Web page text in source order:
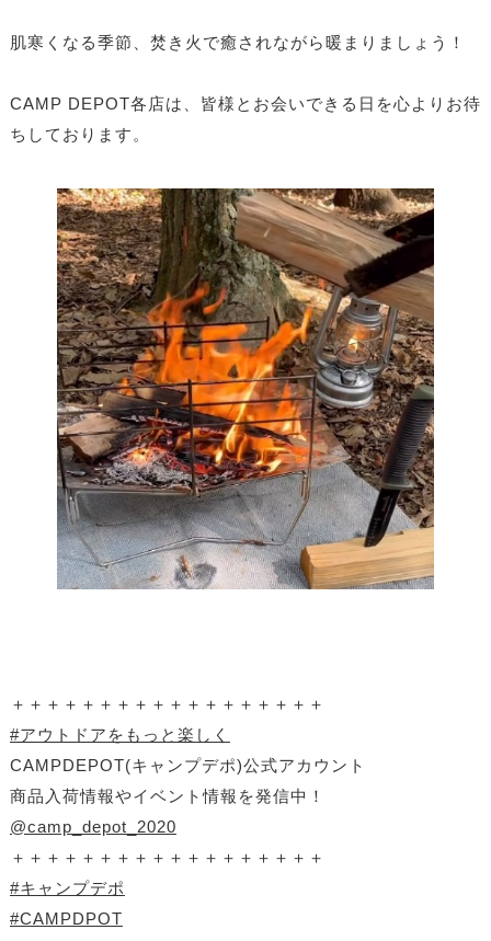
肌寒くなる季節、焚き火で癒されながら暖まりましょう！
CAMP DEPOT各店は、皆様とお会いできる日を心よりお待
ちしております。
＋＋＋＋＋＋＋＋＋＋＋＋＋＋＋＋＋＋
#アウトドアをもっと楽しく
CAMPDEPOT(キャンプデポ)公式アカウント
商品入荷情報やイベント情報を発信中！
@camp_depot_2020
＋＋＋＋＋＋＋＋＋＋＋＋＋＋＋＋＋＋
#キャンプデポ
#CAMPDPOT